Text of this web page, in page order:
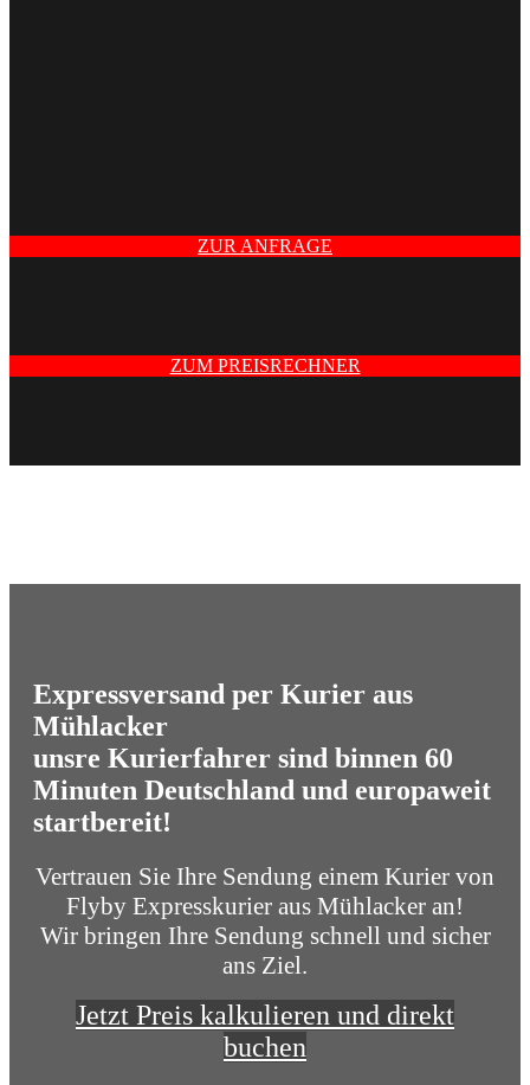
ZUR ANFRAGE
ZUM PREISRECHNER
Expressversand per Kurier aus
Mühlacker
unsre Kurierfahrer sind binnen 60
Minuten Deutschland und europaweit
startbereit!
Vertrauen Sie Ihre Sendung einem Kurier von
Flyby Expresskurier aus Mühlacker an!
Wir bringen Ihre Sendung schnell und sicher
ans Ziel.
Jetzt Preis kalkulieren und direkt
buchen